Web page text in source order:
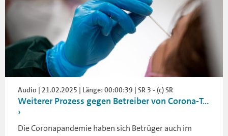
Audio | 21.02.2025 | Länge: 00:00:39 | SR 3 - (c) SR
Weiterer Prozess gegen Betreiber von Corona-T...
Die Coronapandemie haben sich Betrüger auch im